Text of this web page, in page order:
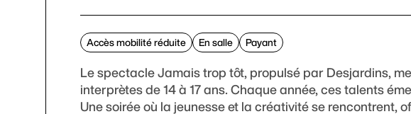
Accès mobilité réduite En salle Payant
Le spectacle Jamais trop tôt, propulsé par Desjardins,
interprètes de 14 à 17 ans. Chaque année, ces talents
Une soirée où la jeunesse et la créativité se rencontrent,